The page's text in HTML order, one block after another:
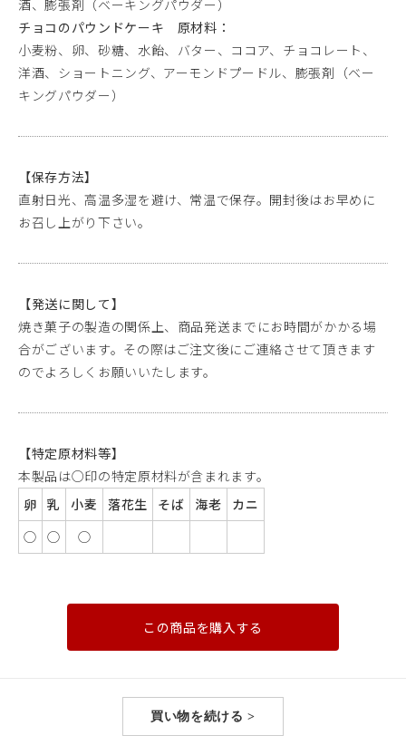
酒、膨張剤（ベーキングパウダー）
チョコのパウンドケーキ 原材料：
小麦粉、卵、砂糖、水飴、バター、ココア、チョコレート、
洋酒、ショートニング、アーモンドプードル、膨張剤（ベー
キングパウダー）
【保存方法】
直射日光、高温多湿を避け、常温で保存。開封後はお早めに
お召し上がり下さい。
【発送に関して】
焼き菓子の製造の関係上、商品発送までにお時間がかかる場
合がございます。その際はご注文後にご連絡させて頂きます
のでよろしくお願いいたします。
【特定原材料等】
本製品は○印の特定原材料が含まれます。
卵
乳 小麦 落花生 そば 海老
カニ
◯
◯ ◯
この商品を購入する
買い物を続ける >